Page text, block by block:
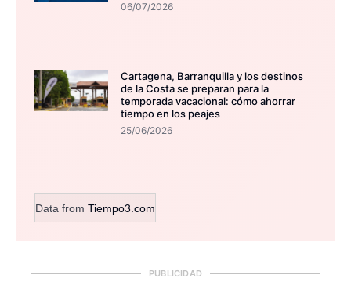
06/07/2026
Cartagena, Barranquilla y los destinos
de la Costa se preparan para la
temporada vacacional: cómo ahorrar
tiempo en los peajes
25/06/2026
Data from Tiempo3.com
PUBLICIDAD